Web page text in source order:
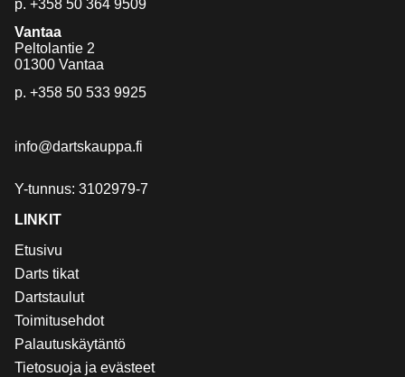
p. +358 50 364 9509
Vantaa
Peltolantie 2
01300 Vantaa
p. +358 50 533 9925
info@dartskauppa.fi
Y-tunnus: 3102979-7
LINKIT
Etusivu
Darts tikat
Dartstaulut
Toimitusehdot
Palautuskäytäntö
Tietosuoja ja evästeet